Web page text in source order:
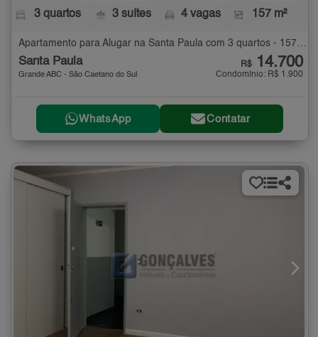
3 quartos 3 suítes 4 vagas 157 m²
Apartamento para Alugar na Santa Paula com 3 quartos - 157 m²
Santa Paula
Grande ABC - São Caetano do Sul
R$ 14.700
Condomínio: R$ 1.900
WhatsApp Contatar